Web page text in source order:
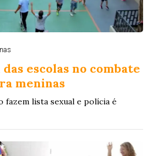
escolas no combate
meninas
fazem lista sexual e polícia é